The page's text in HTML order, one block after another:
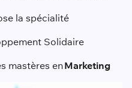
la spécialité
Solidaire
mastères enMarketing